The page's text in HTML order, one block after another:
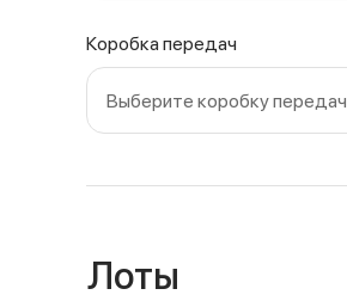
Коробка передач
Выберите коробку передач
Лоты